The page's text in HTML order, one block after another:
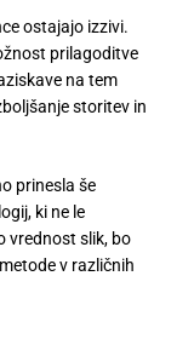
ostajajo izzivi.
prilagoditve
na tem
storitev in
prinesla še
ki ne le
vrednost slik, bo
v različnih